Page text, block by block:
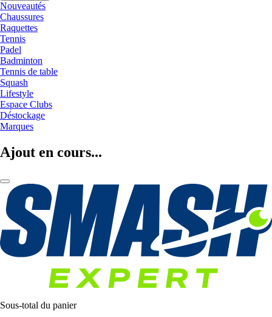
Nouveautés
Chaussures
Raquettes
Tennis
Padel
Badminton
Tennis de table
Squash
Lifestyle
Espace Clubs
Déstockage
Marques
Ajout en cours...
Sous-total du panier